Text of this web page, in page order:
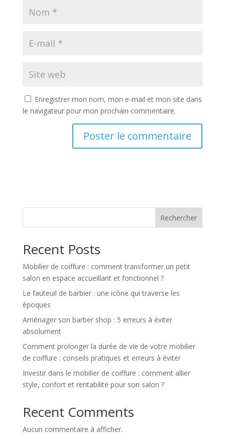
Enregistrer mon nom, mon e-mail et mon site dans
le navigateur pour mon prochain commentaire.
Rechercher
Recent Posts
Mobilier de coiffure : comment transformer un petit
salon en espace accueillant et fonctionnel ?
Le fauteuil de barbier : une icône qui traverse les
époques
Aménager son barber shop : 5 erreurs à éviter
absolument
Comment prolonger la durée de vie de votre mobilier
de coiffure : conseils pratiques et erreurs à éviter
Investir dans le mobilier de coiffure : comment allier
style, confort et rentabilité pour son salon ?
Recent Comments
Aucun commentaire à afficher.